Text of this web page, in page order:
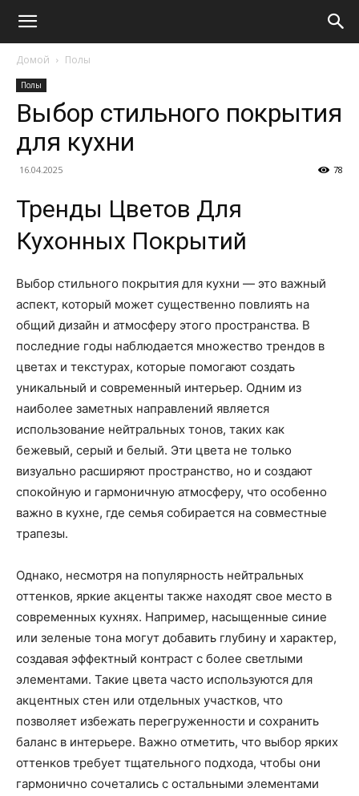
Домой Полы
Полы
Выбор стильного покрытия
для кухни
16.04.2025 78
Тренды Цветов Для
Кухонных Покрытий
Выбор стильного покрытия для кухни — это важный
аспект, который может существенно повлиять на
общий дизайн и атмосферу этого пространства. В
последние годы наблюдается множество трендов в
цветах и текстурах, которые помогают создать
уникальный и современный интерьер. Одним из
наиболее заметных направлений является
использование нейтральных тонов, таких как
бежевый, серый и белый. Эти цвета не только
визуально расширяют пространство, но и создают
спокойную и гармоничную атмосферу, что особенно
важно в кухне, где семья собирается на совместные
трапезы.
Однако, несмотря на популярность нейтральных
оттенков, яркие акценты также находят свое место в
современных кухнях. Например, насыщенные синие
или зеленые тона могут добавить глубину и характер,
создавая эффектный контраст с более светлыми
элементами. Такие цвета часто используются для
акцентных стен или отдельных участков, что
позволяет избежать перегруженности и сохранить
баланс в интерьере. Важно отметить, что выбор ярких
оттенков требует тщательного подхода, чтобы они
гармонично сочетались с остальными элементами